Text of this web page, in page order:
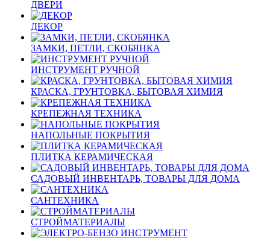
ДВЕРИ
ДЕКОР
ЗАМКИ, ПЕТЛИ, СКОБЯНКА
ИНСТРУМЕНТ РУЧНОЙ
КРАСКА, ГРУНТОВКА, БЫТОВАЯ ХИМИЯ
КРЕПЕЖНАЯ ТЕХНИКА
НАПОЛЬНЫЕ ПОКРЫТИЯ
ПЛИТКА КЕРАМИЧЕСКАЯ
САДОВЫЙ ИНВЕНТАРЬ, ТОВАРЫ ДЛЯ ДОМА
САНТЕХНИКА
СТРОЙМАТЕРИАЛЫ